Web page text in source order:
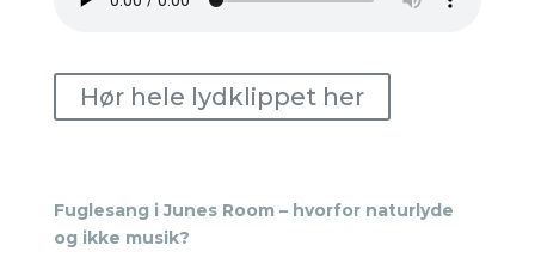
Hør hele lydklippet her
Fuglesang i Junes Room – hvorfor naturlyde
og ikke musik?